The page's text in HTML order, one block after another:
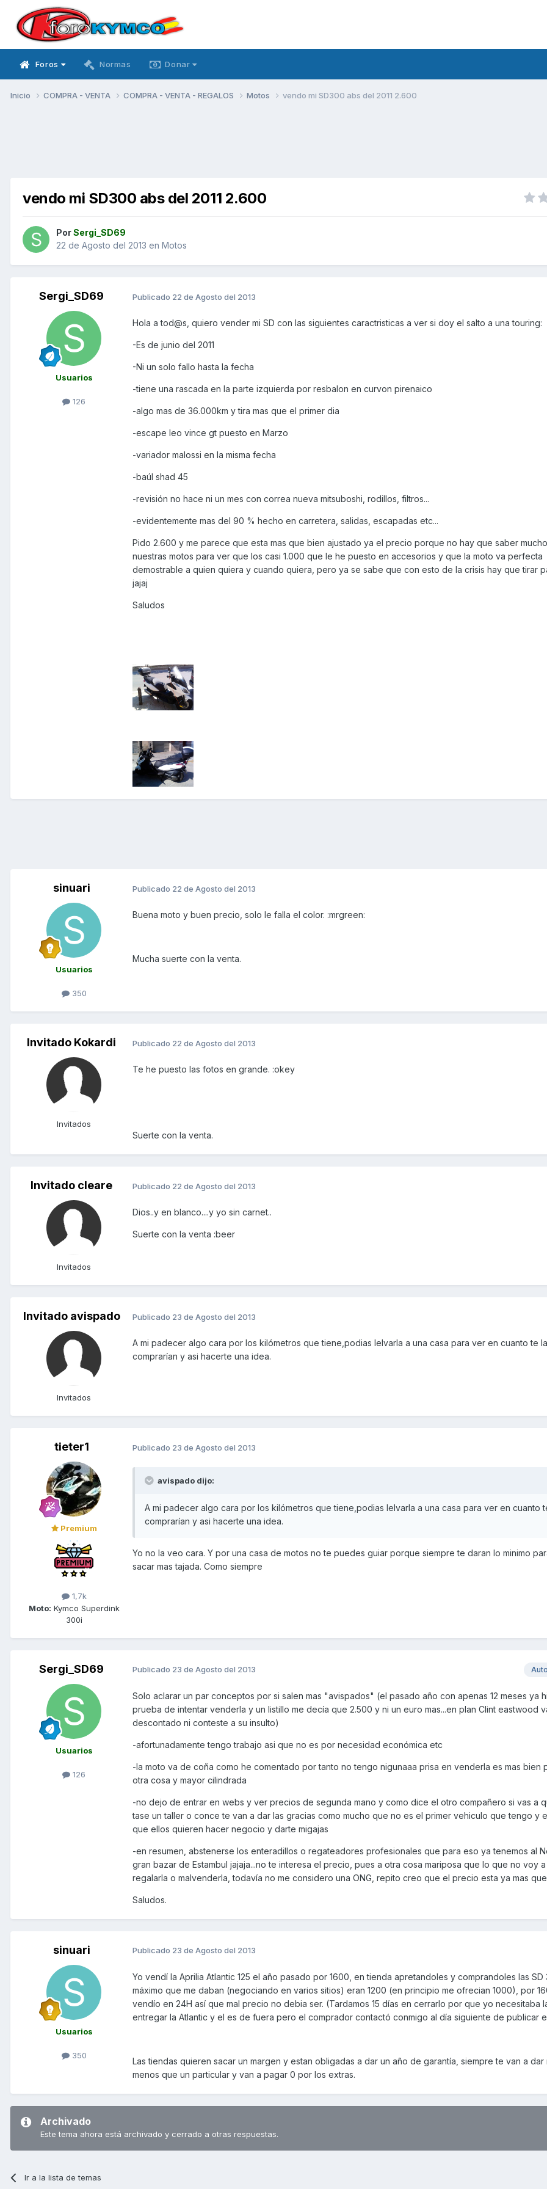
Foros Normas Donar
Inicio COMPRA - VENTA COMPRA - VENTA - REGALOS Motos vendo mi SD300 abs del 2011 2.600
vendo mi SD300 abs del 2011 2.600
PorSergi_SD69
22 de Agosto del 2013 en Motos
Sergi_SD69
Usuarios
126
Publicado 22 de Agosto del 2013
Hola a tod@s, quiero vender mi SD con las siguientes caractristicas a ver si doy el salto a una touring:
-Es de junio del 2011
-Ni un solo fallo hasta la fecha
-tiene una rascada en la parte izquierda por resbalon en curvon pirenaico
-algo mas de 36.000km y tira mas que el primer dia
-escape leo vince gt puesto en Marzo
-variador malossi en la misma fecha
-baúl shad 45
-revisión no hace ni un mes con correa nueva mitsuboshi, rodillos, filtros...
-evidentemente mas del 90 % hecho en carretera, salidas, escapadas etc...
Pido 2.600 y me parece que esta mas que bien ajustado ya el precio porque no hay que saber
nuestras motos para ver que los casi 1.000 que le he puesto en accesorios y que la moto va perfecta
demostrable a quien quiera y cuando quiera, pero ya se sabe que con esto de la crisis hay que tirar
jajaj
Saludos
sinuari
Usuarios
350
Publicado 22 de Agosto del 2013
Buena moto y buen precio, solo le falla el color. :mrgreen:
Mucha suerte con la venta.
Invitado Kokardi
Invitados
Publicado 22 de Agosto del 2013
Te he puesto las fotos en grande. :okey
Suerte con la venta.
Invitado cleare
Invitados
Publicado 22 de Agosto del 2013
Dios..y en blanco....y yo sin carnet..
Suerte con la venta :beer
Invitado avispado
Invitados
Publicado 23 de Agosto del 2013
A mi padecer algo cara por los kilómetros que tiene,podias lelvarla a una casa para ver en cuanto te la
comprarían y asi hacerte una idea.
tieter1
Premium
1,7k
Moto: Kymco Superdink
300i
Publicado 23 de Agosto del 2013
avispado dijo:
A mi padecer algo cara por los kilómetros que tiene,podias lelvarla a una casa para ver en cuanto
comprarían y asi hacerte una idea.
Yo no la veo cara. Y por una casa de motos no te puedes guiar porque siempre te daran lo minimo
sacar mas tajada. Como siempre
Sergi_SD69
Usuarios
126
Publicado 23 de Agosto del 2013
Solo aclarar un par conceptos por si salen mas "avispados" (el pasado año con apenas 12 meses ya
prueba de intentar venderla y un listillo me decía que 2.500 y ni un euro mas...en plan Clint eastwood
descontado ni conteste a su insulto)
-afortunadamente tengo trabajo asi que no es por necesidad económica etc
-la moto va de coña como he comentado por tanto no tengo nigunaaa prisa en venderla es mas bien
otra cosa y mayor cilindrada
-no dejo de entrar en webs y ver precios de segunda mano y como dice el otro compañero si vas a
tase un taller o conce te van a dar las gracias como mucho que no es el primer vehiculo que tengo y
que ellos quieren hacer negocio y darte migajas
-en resumen, abstenerse los enteradillos o regateadores profesionales que para eso ya tenemos al
gran bazar de Estambul jajaja...no te interesa el precio, pues a otra cosa mariposa que lo que no voy
regalarla o malvenderla, todavía no me considero una ONG, repito creo que el precio esta ya mas
Saludos.
sinuari
Usuarios
350
Publicado 23 de Agosto del 2013
Yo vendí la Aprilia Atlantic 125 el año pasado por 1600, en tienda apretandoles y comprandoles las SD
máximo que me daban (negociando en varios sitios) eran 1200 (en principio me ofrecian 1000), por
vendío en 24H así que mal precio no debia ser. (Tardamos 15 días en cerrarlo por que yo necesitaba
entregar la Atlantic y el es de fuera pero el comprador contactó conmigo al día siguiente de publicar
Las tiendas quieren sacar un margen y estan obligadas a dar un año de garantía, siempre te van a dar
menos que un particular y van a pagar 0 por los extras.
Archivado
Este tema ahora está archivado y cerrado a otras respuestas.
Ir a la lista de temas